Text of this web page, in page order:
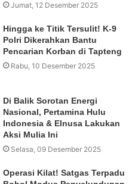
Jumat, 12 Desember 2025
Hingga ke Titik Tersulit! K-9
Polri Dikerahkan Bantu
Pencarian Korban di Tapteng
Rabu, 10 Desember 2025
Di Balik Sorotan Energi
Nasional, Pertamina Hulu
Indonesia & Elnusa Lakukan
Aksi Mulia Ini
Selasa, 09 Desember 2025
Operasi Kilat! Satgas Terpadu